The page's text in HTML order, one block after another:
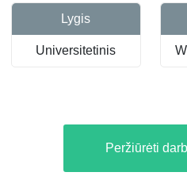
Lygis
Universitetinis
Peržiūrėti